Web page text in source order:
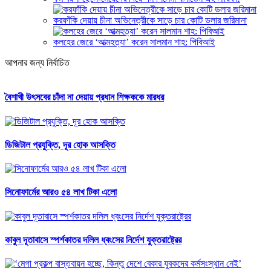
করফাঁকি দেয়ায় চীনা অভিনেত্রীকে সাড়ে চার কোটি ডলার জরিমানা
কলহের জেরে ‘আত্মহত্যা’ করেন সালমান শাহ: পিবিআই
আপনার জন্য নির্বাচিত
বৈশাখী উৎসবের চাঁদা না দেয়ায় প্রধান শিক্ষককে মারধর
ডিজিটাল প্রযুক্তি, দূর হোক আসক্তি
সিনোফার্মের আরও ৫৪ লাখ টিকা এলো
কাবুল দূতাবাসে স্পর্শকাতর দলিল ধ্বংসের নির্দেশ যুক্তরাষ্ট্রের